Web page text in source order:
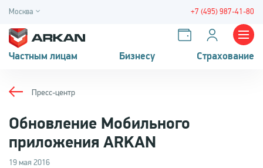
Москва +7 (495) 987-41-80
Частным лицам Бизнесу Страхование
Пресс-центр
Обновление Мобильного
приложения ARKAN
19 мая 2016